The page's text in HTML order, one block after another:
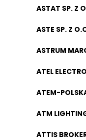
ASTAT SP. Z
ASTE SP. Z
ASTRUM
ATEL
ATEM-
ATM
ATTIS